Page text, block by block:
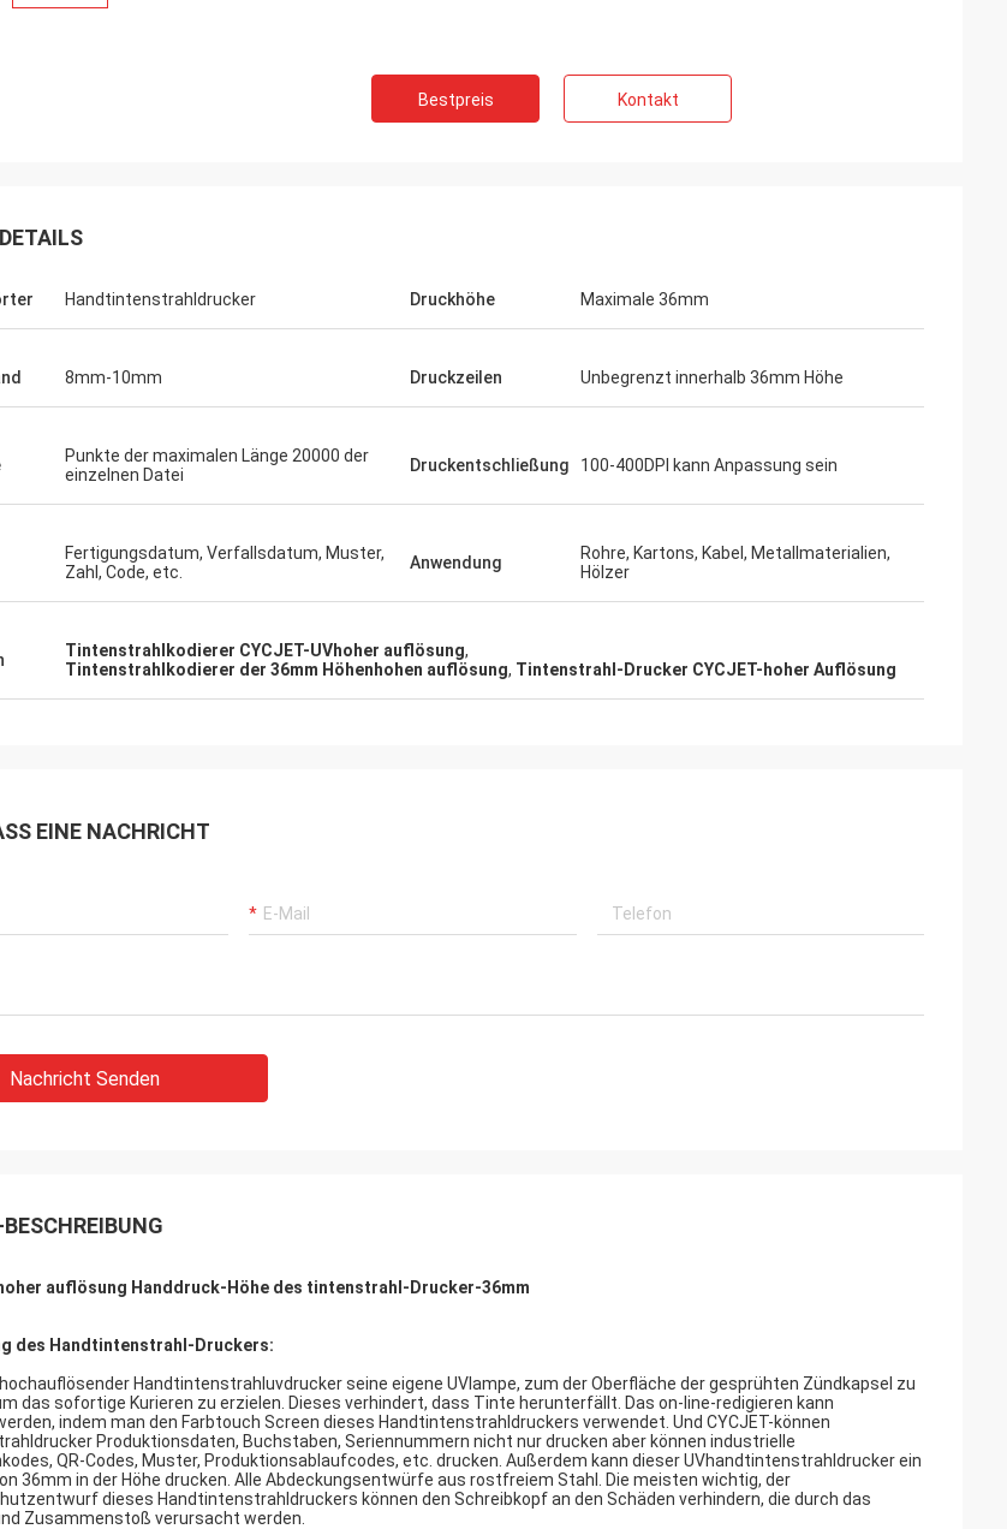
Bestpreis Kontakt
Handtintenstrahldrucker Druckhöhe Maximale 36mm
8mm-10mm Druckzeilen Unbegrenzt innerhalb 36mm Höhe
Punkte der maximalen Länge 20000 der
einzelnen Datei
Druckentschließung 100-400DPI kann Anpassung sein
Fertigungsdatum, Verfallsdatum, Muster,
Zahl, Code, etc.
Anwendung
Rohre, Kartons, Kabel, Metallmaterialien,
Hölzer
Tintenstrahlkodierer CYCJET-UVhoher auflösung,
Tintenstrahlkodierer der 36mm Höhenhohen auflösung, Tintenstrahl-Drucker CYCJET-hoher Auflösung
EINE NACHRICHT
Nachricht Senden
auflösung Handdruck-Höhe des tintenstrahl-Drucker-36mm
des Handtintenstrahl-Druckers:
Handtintenstrahluvdrucker seine eigene UVlampe, zum der Oberfläche der gesprühten Zündkapsel zu
das sofortige Kurieren zu erzielen. Dieses verhindert, dass Tinte herunterfällt. Das on-line-redigieren kann
indem man den Farbtouch Screen dieses Handtintenstrahldruckers verwendet. Und CYCJET-können
Produktionsdaten, Buchstaben, Seriennummern nicht nur drucken aber können industrielle
QR-Codes, Muster, Produktionsablaufcodes, etc. drucken. Außerdem kann dieser UVhandtintenstrahldrucker ein
36mm in der Höhe drucken. Alle Abdeckungsentwürfe aus rostfreiem Stahl. Die meisten wichtig, der
dieses Handtintenstrahldruckers können den Schreibkopf an den Schäden verhindern, die durch das
Zusammenstoß verursacht werden.